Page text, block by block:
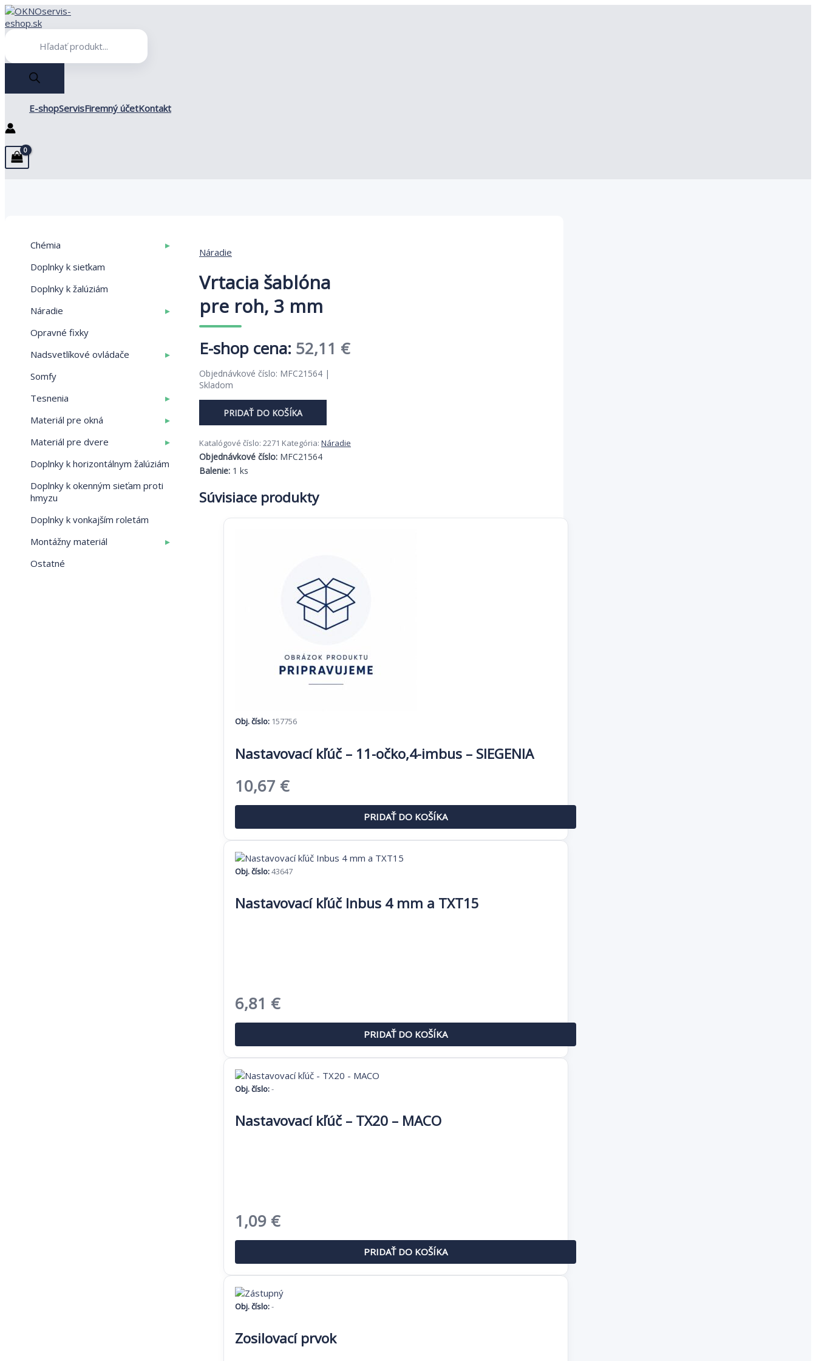
Preskočiť
na
obsah
Products
E-shopServisFiremný účetKontakt
Chémia ▸
Doplnky k sieťkam
Doplnky k žalúziám
Náradie
▸
Opravné fixky
Nadsvetlíkové ovládače
▸
Somfy
Tesnenia
▸
Materiál pre okná ▸
Materiál pre dvere ▸
Doplnky k horizontálnym žalúziám
Doplnky k okenným sieťam proti
hmyzu
Doplnky k vonkajším roletám
Montážny materiál
▸
Ostatné
Náradie
Vrtacia šablóna
pre roh, 3 mm
Pôvodná
cena
80,17 €.
52,11 €Aktuálna
Objednávkové číslo: MFC21564 |
Skladom
množstvo
šablóna
pre
roh,
mm
PRIDAŤ DO KOŠÍKA
Katalógové číslo: 2271 Kategória: Náradie
Objednávkové číslo: MFC21564
Balenie: 1 ks
Súvisiace produkty
Obj. číslo: 157756
Nastavovací kľúč – 11-očko,4-imbus – SIEGENIA
Pôvodná
cena
bola:
16,41 €.
10,67 €Aktuálna
cena
je:
10,67 €.
PRIDAŤ DO KOŠÍKA
Obj. číslo:43647
Nastavovací kľúč Inbus 4 mm a TXT15
Pôvodná
cena
bola:
10,47 €.
6,81 €Aktuálna
cena
je:
6,81 €.
PRIDAŤ DO KOŠÍKA
Obj. číslo:-
Nastavovací kľúč – TX20 – MACO
Pôvodná
cena
bola:
1,67 €.
1,09 €Aktuálna
cena
je:
1,09 €.
PRIDAŤ DO KOŠÍKA
Obj. číslo:-
Zosilovací prvok